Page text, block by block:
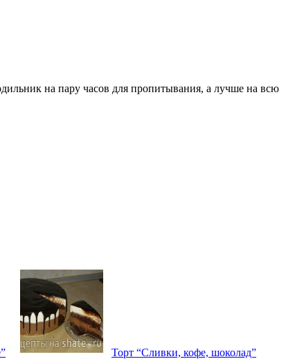
на пару часов для пропитывания, а лучше на всю
Торт “Сливки, кофе, шоколад”